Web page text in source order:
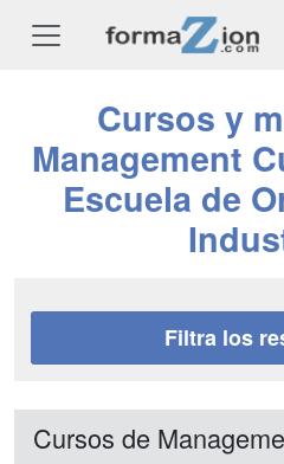
Cursos y
Management
Escuela de
Filtra los
Cursos de